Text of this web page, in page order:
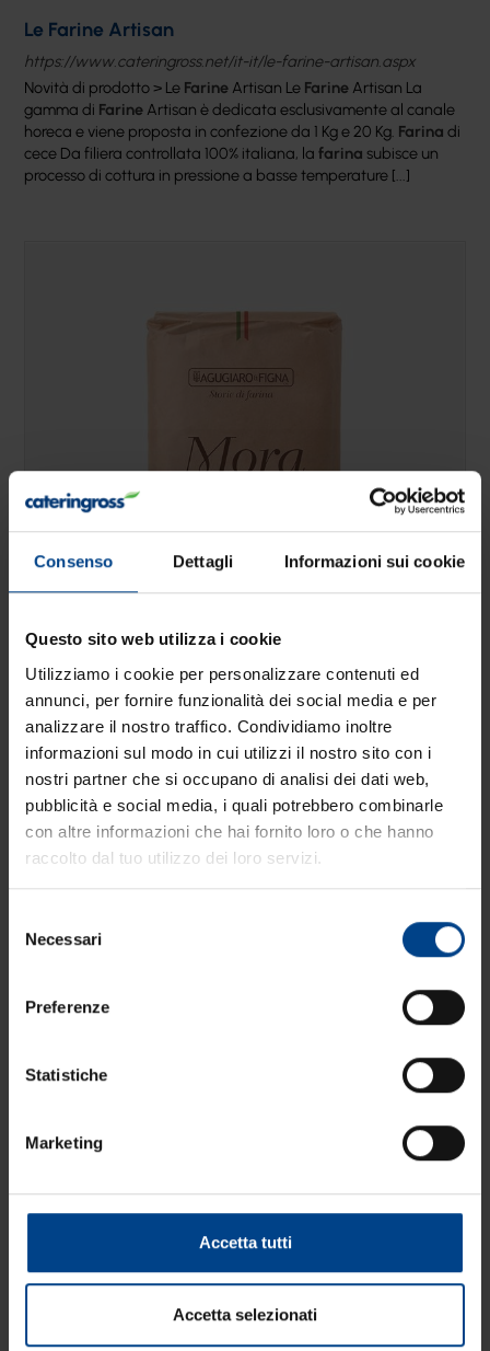
Consenso Dettagli Informazioni sui cookie
Questo sito web utilizza i cookie
Utilizziamo i cookie per personalizzare contenuti ed
annunci, per fornire funzionalità dei social media e per
analizzare il nostro traffico. Condividiamo inoltre
informazioni sul modo in cui utilizzi il nostro sito con i
nostri partner che si occupano di analisi dei dati web,
pubblicità e social media, i quali potrebbero combinarle
con altre informazioni che hai fornito loro o che hanno
raccolto dal tuo utilizzo dei loro servizi.
delNecessari
Preferenze
Statistiche
Marketing
Accetta tutti
Accetta selezionati
Le Farine Artisan
https://www.cateringross.net/it-it/le-farine-artisan.aspx
Novità di prodotto > Le Farine Artisan Le Farine Artisan La
gamma di Farine Artisan è dedicata esclusivamente al canale
horeca e viene proposta in confezione da 1 Kg e 20 Kg. Farina di
cece Da filiera controllata 100% italiana, lafarina subisce un
processo di cottura in pressione a basse temperature [...]
Mora, la farina dal gusto integrale di
Agugiaro&Figna
https://www.cateringross.net/it-it/mora-la-farina-dal-gusto-
integrale-di-agugiarofigna.aspx
Novità di prodotto > Mora, la
farina
dal gusto integrale di
Agugiaro&Figna Si chiama ‘Mora‘ ed è unafarina
ottenuta attraverso una particolare macinazione che
chicco di grano, [...]